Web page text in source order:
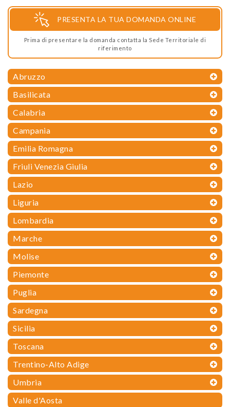
PRESENTA LA TUA DOMANDA ONLINE
Prima di presentare la domanda contatta la Sede Territoriale di
riferimento
Abruzzo
Basilicata
Calabria
Campania
Emilia Romagna
Friuli Venezia Giulia
Lazio
Liguria
Lombardia
Marche
Molise
Piemonte
Puglia
Sardegna
Sicilia
Toscana
Trentino-Alto Adige
Umbria
Valle d'Aosta